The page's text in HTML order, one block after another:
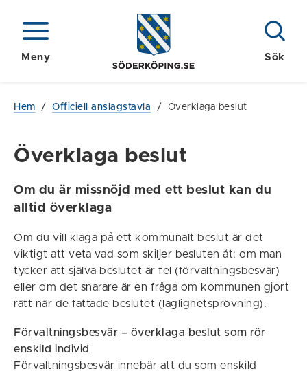
Meny Sök
Hem / Officiell anslagstavla / Överklaga beslut
Överklaga beslut
Om du är missnöjd med ett beslut kan du
alltid överklaga
Om du vill klaga på ett kommunalt beslut är det
viktigt att veta vad som skiljer besluten åt: om man
tycker att själva beslutet är fel (förvaltningsbesvär)
eller om det snarare är en fråga om kommunen gjort
rätt när de fattade beslutet (laglighetsprövning).
Förvaltningsbesvär – överklaga beslut som rör
enskild individ
Förvaltningsbesvär innebär att du som enskild